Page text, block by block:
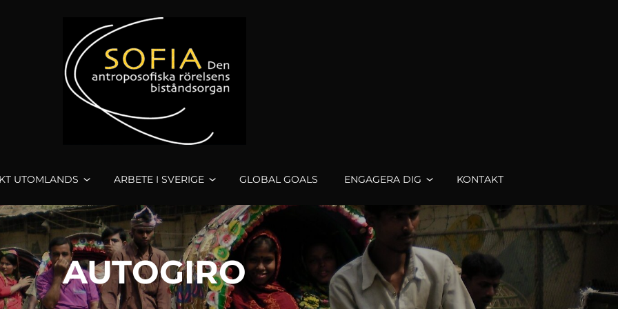
UTOMLANDS ARBETE I SVERIGE GLOBAL GOALS ENGAGERA DIG KONTAKT
AUTOGIRO